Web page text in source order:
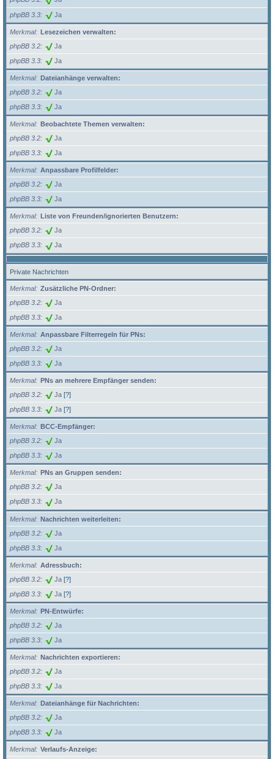
phpBB 3.3 Ja
Merkmal
Lesezeichen verwalten:
phpBB 3.2
Ja
phpBB 3.3 Ja
Merkmal
Dateianhänge verwalten:
phpBB 3.2
Ja
phpBB 3.3 Ja
Merkmal
Beobachtete Themen verwalten:
phpBB 3.2
Ja
phpBB 3.3 Ja
Merkmal
Anpassbare Profilfelder:
phpBB 3.2
Ja
phpBB 3.3 Ja
Merkmal
Liste von Freunden/ignorierten Benutzern:
phpBB 3.2
Ja
phpBB 3.3 Ja
Private Nachrichten
Merkmal
Zusätzliche PN-Ordner:
phpBB 3.2
Ja
phpBB 3.3 Ja
Merkmal
Anpassbare Filterregeln für PNs:
phpBB 3.2
Ja
phpBB 3.3 Ja
Merkmal
PNs an mehrere Empfänger senden:
phpBB 3.2
Ja [?]
phpBB 3.3 Ja [?]
Merkmal
BCC-Empfänger:
phpBB 3.2
Ja
phpBB 3.3 Ja
Merkmal
PNs an Gruppen senden:
phpBB 3.2
Ja
phpBB 3.3 Ja
Merkmal
Nachrichten weiterleiten:
phpBB 3.2
Ja
phpBB 3.3 Ja
Merkmal
Adressbuch:
phpBB 3.2
Ja [?]
phpBB 3.3 Ja [?]
Merkmal
PN-Entwürfe:
phpBB 3.2
Ja
phpBB 3.3 Ja
Merkmal
Nachrichten exportieren:
phpBB 3.2
Ja
phpBB 3.3 Ja
Merkmal
Dateianhänge für Nachrichten:
phpBB 3.2
Ja
phpBB 3.3 Ja
Merkmal
Verlaufs-Anzeige: